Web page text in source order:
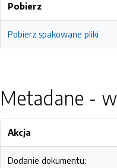
Pobierz
Pobierz spakowane pliki
Metadane -
Akcja
Dodanie dokumentu: